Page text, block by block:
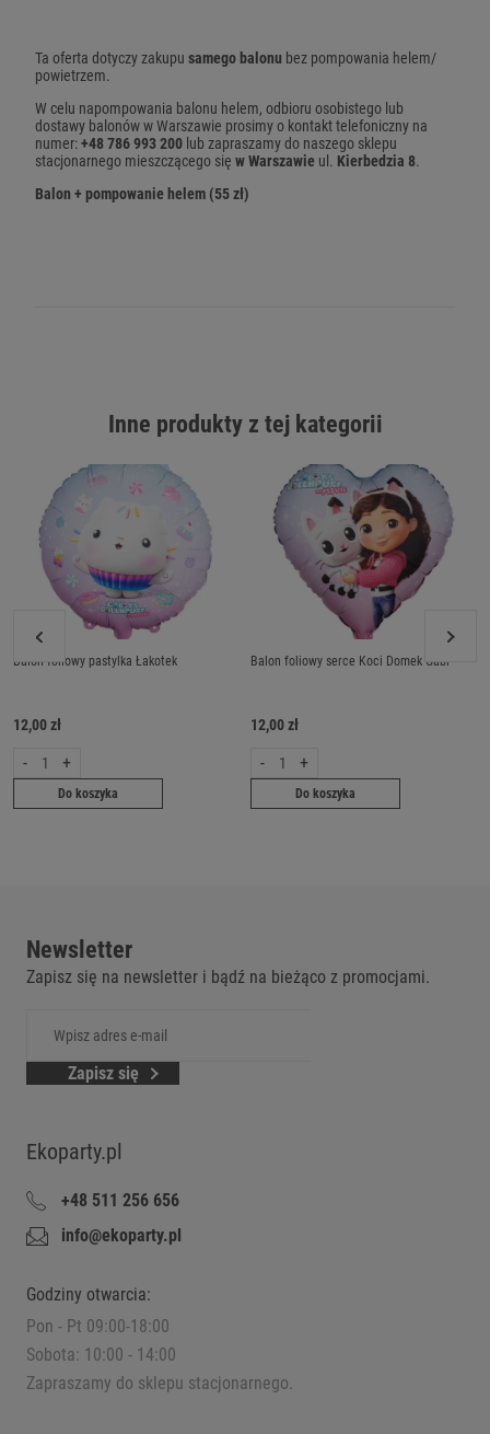
Ta oferta dotyczy zakupu samego balonu bez pompowania helem/
powietrzem.
W celu napompowania balonu helem, odbioru osobistego lub
dostawy balonów w Warszawie prosimy o kontakt telefoniczny na
numer:+48 786 993 200 lub zapraszamy do naszego sklepu
stacjonarnego mieszczącego się w Warszawie ul. Kierbedzia 8.
Balon + pompowanie helem (55 zł)
Inne produkty z tej kategorii
Balon foliowy pastylka Łakotek
12,00 zł
- +
Do koszyka
Balon foliowy serce Koci Domek Gabi
12,00 zł
- +
Do koszyka
Newsletter
Zapisz się na newsletter i bądź na bieżąco z promocjami.
Zapisz się
Ekoparty.pl
+48 511 256 656
info@ekoparty.pl
Godziny otwarcia:
Pon - Pt 09:00-18:00
Sobota: 10:00 - 14:00
Zapraszamy do sklepu stacjonarnego.